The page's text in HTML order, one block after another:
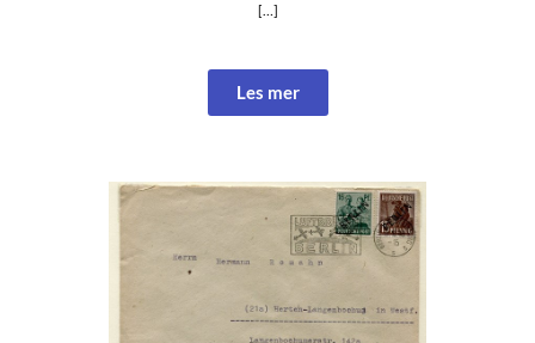
[…]
Les mer